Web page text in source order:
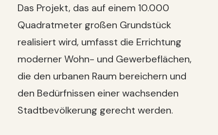
Das Projekt, das auf einem 10.000
Quadratmeter großen Grundstück
realisiert wird, umfasst die Errichtung
moderner Wohn- und Gewerbeflächen,
die den urbanen Raum bereichern und
den Bedürfnissen einer wachsenden
Stadtbevölkerung gerecht werden.